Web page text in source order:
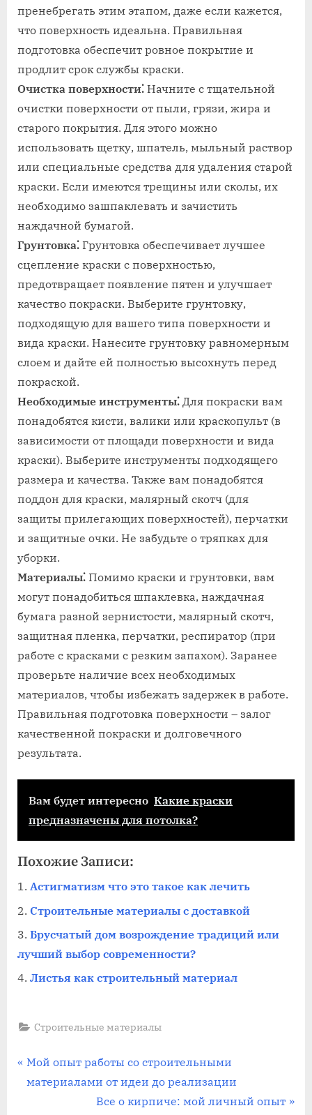
пренебрегать этим этапом, даже если кажется,
что поверхность идеальна. Правильная
подготовка обеспечит ровное покрытие и
продлит срок службы краски.
Очистка поверхности⁚ Начните с тщательной
очистки поверхности от пыли, грязи, жира и
старого покрытия. Для этого можно
использовать щетку, шпатель, мыльный раствор
или специальные средства для удаления старой
краски. Если имеются трещины или сколы, их
необходимо зашпаклевать и зачистить
наждачной бумагой.
Грунтовка⁚ Грунтовка обеспечивает лучшее
сцепление краски с поверхностью,
предотвращает появление пятен и улучшает
качество покраски. Выберите грунтовку,
подходящую для вашего типа поверхности и
вида краски. Нанесите грунтовку равномерным
слоем и дайте ей полностью высохнуть перед
покраской.
Необходимые инструменты⁚ Для покраски вам
понадобятся кисти, валики или краскопульт (в
зависимости от площади поверхности и вида
краски). Выберите инструменты подходящего
размера и качества. Также вам понадобятся
поддон для краски, малярный скотч (для
защиты прилегающих поверхностей), перчатки
и защитные очки. Не забудьте о тряпках для
уборки.
Материалы⁚ Помимо краски и грунтовки, вам
могут понадобиться шпаклевка, наждачная
бумага разной зернистости, малярный скотч,
защитная пленка, перчатки, респиратор (при
работе с красками с резким запахом). Заранее
проверьте наличие всех необходимых
материалов, чтобы избежать задержек в работе.
Правильная подготовка поверхности – залог
качественной покраски и долговечного
результата.
Вам будет интересно Какие краски
предназначены для потолка?
Похожие Записи:
Астигматизм что это такое как лечить
Строительные материалы с доставкой
Брусчатый дом возрождение традиций или
лучший выбор современности?
Листья как строительный материал
Строительные материалы
Навигация
П
р
Мой опыт работы со строительными
материалами от идеи до реализации
С
Все о кирпиче: мой личный опыт